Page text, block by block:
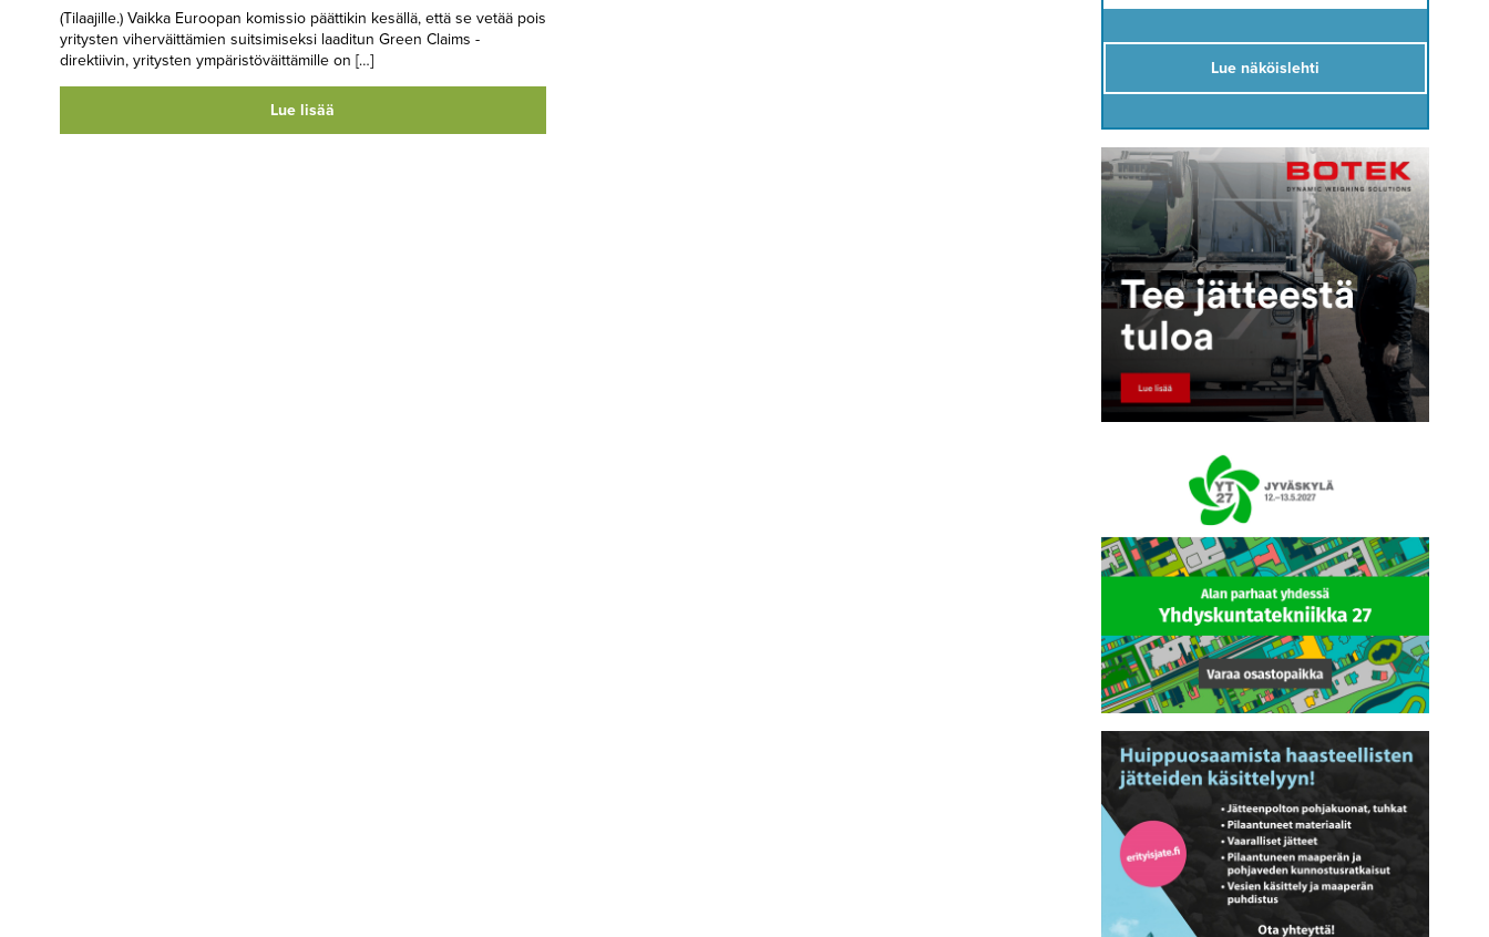
(Tilaajille.) Vaikka Euroopan komissio päättikin kesällä, että se vetää pois
yritysten viherväittämien suitsimiseksi laaditun Green Claims -
direktiivin, yritysten ympäristöväittämille on […]
Lue lisää
Lue näköislehti